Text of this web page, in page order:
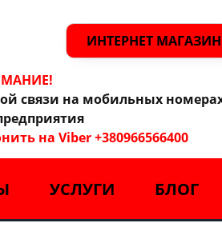
ИНТЕРНЕТ МАГАЗИН
связи на мобильных
на Viber +380966566400
УСЛУГИ БЛОГ